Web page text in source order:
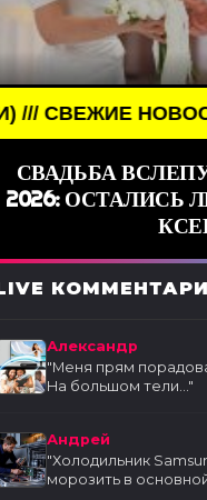
НОВОСТИ ///
СВАДЬБА
2026: ОСТАЛИСЬ
Александр
"Меня прям
На большом тели..."
Андрей
"Холодильник
морозить в